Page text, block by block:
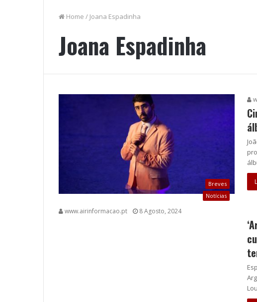
Home / Joana Espadinha
Joana Espadinha
Breves
Notícias
www.airinformacao.pt 8 Agosto, 2024